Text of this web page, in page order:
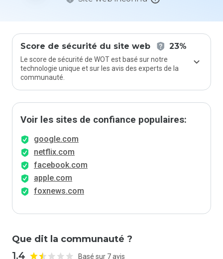
Score de sécurité du site web 23%
Le score de sécurité de WOT est basé sur notre
technologie unique et sur les avis des experts de la
communauté.
Voir les sites de confiance populaires:
google.com
netflix.com
facebook.com
apple.com
foxnews.com
Que dit la communauté ?
1.4 Basé sur 7 avis